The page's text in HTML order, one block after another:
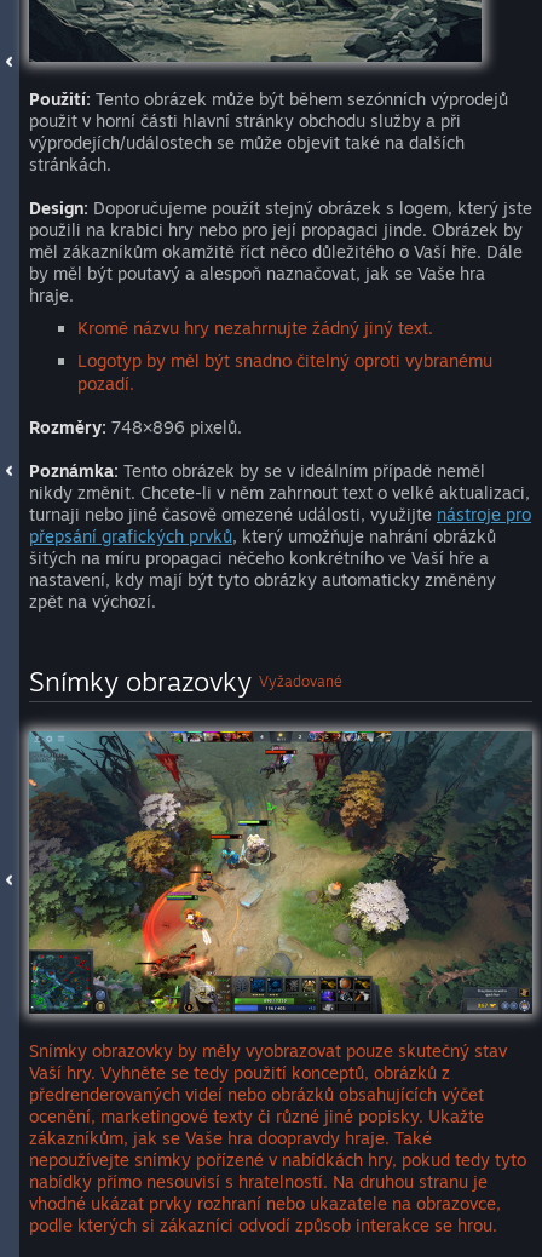
Použití: Tento obrázek může být během sezónních výprodejů
použit v horní části hlavní stránky obchodu služby a při
výprodejích/událostech se může objevit také na dalších
stránkách.
Design: Doporučujeme použít stejný obrázek s logem, který jste
použili na krabici hry nebo pro její propagaci jinde. Obrázek by
měl zákazníkům okamžitě říct něco důležitého o Vaší hře. Dále
by měl být poutavý a alespoň naznačovat, jak se Vaše hra
hraje.
Kromě názvu hry nezahrnujte žádný jiný text.
Logotyp by měl být snadno čitelný oproti vybranému
pozadí.
Rozměry: 748×896 pixelů.
Poznámka: Tento obrázek by se v ideálním případě neměl
nikdy změnit. Chcete-li v něm zahrnout text o velké aktualizaci,
turnaji nebo jiné časově omezené události, využijte nástroje pro
přepsání grafických prvků, který umožňuje nahrání obrázků
šitých na míru propagaci něčeho konkrétního ve Vaší hře a
nastavení, kdy mají být tyto obrázky automaticky změněny
zpět na výchozí.
Snímky obrazovky Vyžadované
Snímky obrazovky by měly vyobrazovat pouze skutečný stav
Vaší hry. Vyhněte se tedy použití konceptů, obrázků z
předrenderovaných videí nebo obrázků obsahujících výčet
ocenění, marketingové texty či různé jiné popisky. Ukažte
zákazníkům, jak se Vaše hra doopravdy hraje. Také
nepoužívejte snímky pořízené v nabídkách hry, pokud tedy tyto
nabídky přímo nesouvisí s hratelností. Na druhou stranu je
vhodné ukázat prvky rozhraní nebo ukazatele na obrazovce,
podle kterých si zákazníci odvodí způsob interakce se hrou.